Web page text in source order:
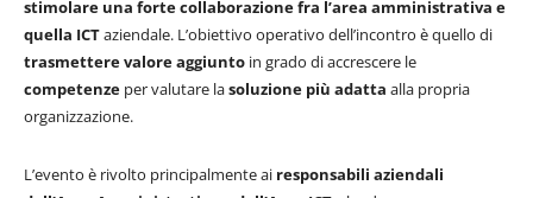
stimolare una forte collaborazione fra l’area amministrativa e
quella ICTaziendale. L’obiettivo operativo dell’incontro è quello di
trasmettere valore aggiunto in grado di accrescere le
competenze per valutare lasoluzione più adatta alla propria
organizzazione.
L’evento è rivolto principalmente ai responsabili aziendali